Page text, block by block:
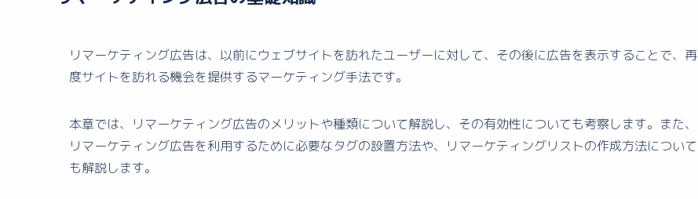
リマーケティング広告は、以前にウェブサイトを訪れたユーザーに対して、その後に広告を表示することで、再
度サイトを訪れる機会を提供するマーケティング手法です。
本章では、リマーケティング広告のメリットや種類について解説し、その有効性についても考察します。また、
リマーケティング広告を利用するために必要なタグの設置方法や、リマーケティングリストの作成方法について
も解説します。